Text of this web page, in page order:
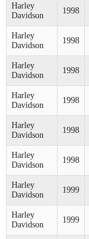
Harley
Davidson
1998
Harley
Davidson
1998
Harley
Davidson
1998
Harley
Davidson
1998
Harley
Davidson
1998
Harley
Davidson
1998
Harley
Davidson
1999
Harley
Davidson
1999